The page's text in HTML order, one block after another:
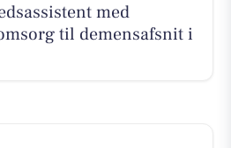
med
til demensafsnit i